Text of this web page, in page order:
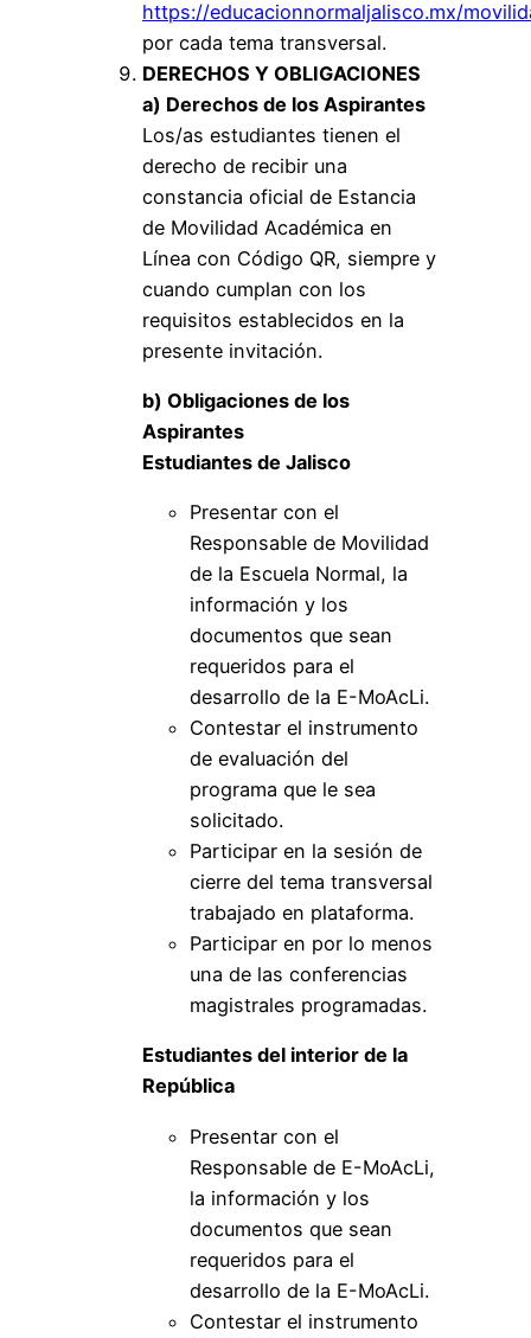
https://educacionnormaljalisco.mx/
por cada tema transversal.
DERECHOS Y OBLIGACIONES
a) Derechos de los Aspirantes
Los/as estudiantes tienen el
derecho de recibir una
constancia oficial de Estancia
de Movilidad Académica en
Línea con Código QR, siempre y
cuando cumplan con los
requisitos establecidos en la
presente invitación.
b) Obligaciones de los
Aspirantes
Estudiantes de Jalisco
Presentar con el
Responsable de Movilidad
de la Escuela Normal, la
información y los
documentos que sean
requeridos para el
desarrollo de la E-MoAcLi.
Contestar el instrumento
de evaluación del
programa que le sea
solicitado.
Participar en la sesión de
cierre del tema transversal
trabajado en plataforma.
Participar en por lo menos
una de las conferencias
magistrales programadas.
Estudiantes del interior de la
República
Presentar con el
Responsable de E-MoAcLi,
la información y los
documentos que sean
requeridos para el
desarrollo de la E-MoAcLi.
Contestar el instrumento